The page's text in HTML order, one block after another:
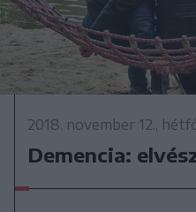
2018. november 12.,
Demencia: